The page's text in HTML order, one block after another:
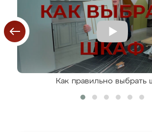
Как правильно выбрать